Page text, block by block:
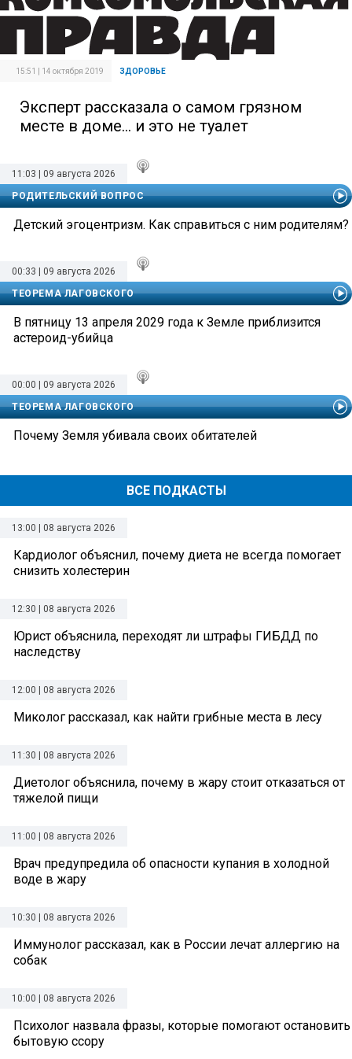
15:51 | 14 октября 2019 ЗДОРОВЬЕ
Эксперт рассказала о самом грязном
месте в доме... и это не туалет
ВСЕ ПОДКАСТЫ
11:03 | 09 августа 2026
РОДИТЕЛЬСКИЙ ВОПРОС
Детский эгоцентризм. Как справиться с ним родителям?
00:33 | 09 августа 2026
ТЕОРЕМА ЛАГОВСКОГО
В пятницу 13 апреля 2029 года к Земле приблизится
астероид-убийца
00:00 | 09 августа 2026
ТЕОРЕМА ЛАГОВСКОГО
Почему Земля убивала своих обитателей
13:00 | 08 августа 2026
Кардиолог объяснил, почему диета не всегда помогает
снизить холестерин
12:30 | 08 августа 2026
Юрист объяснила, переходят ли штрафы ГИБДД по
наследству
12:00 | 08 августа 2026
Миколог рассказал, как найти грибные места в лесу
11:30 | 08 августа 2026
Диетолог объяснила, почему в жару стоит отказаться от
тяжелой пищи
11:00 | 08 августа 2026
Врач предупредила об опасности купания в холодной
воде в жару
10:30 | 08 августа 2026
Иммунолог рассказал, как в России лечат аллергию на
собак
10:00 | 08 августа 2026
Психолог назвала фразы, которые помогают остановить
бытовую ссору